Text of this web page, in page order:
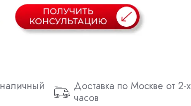
Доставка по Москве от 2-х
часов